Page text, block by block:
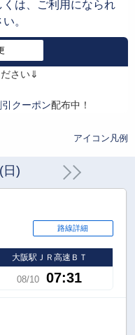
は、ご利用になられ
。
さい⇓
クーポン配布中！
アイコン凡例
日)
路線詳細
大阪駅ＪＲ高速ＢＴ
08/10 07:31